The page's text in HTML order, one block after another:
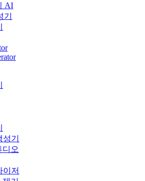
AI
기
디오
이저